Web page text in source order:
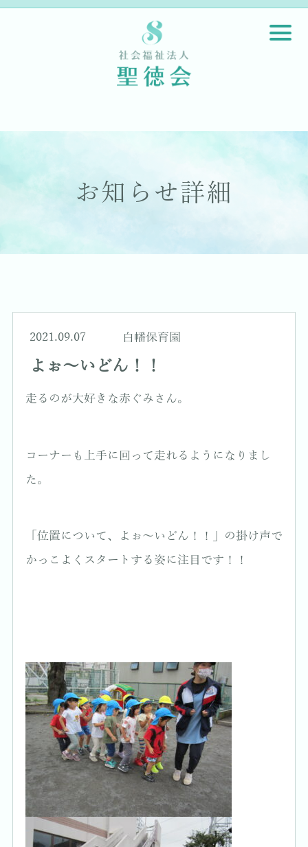
お知らせ詳細
2021.09.07 白幡保育園
よぉ～いどん！！
走るのが大好きな赤ぐみさん。
コーナーも上手に回って走れるようになりまし
た。
「位置について、よぉ～いどん！！」の掛け声で
かっこよくスタートする姿に注目です！！